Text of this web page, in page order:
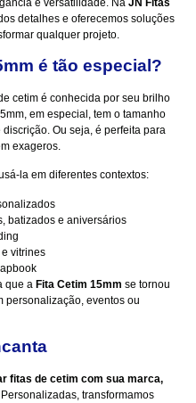
e versatilidade. Na JN Fitas
detalhes e oferecemos soluções
qualquer projeto.
é tão especial?
cetim é conhecida por seu brilho
em especial, tem o tamanho
Ou seja, é perfeita para
exageros.
la em diferentes contextos:
batizados e aniversários
vitrines
que a Fita Cetim 15mm se tornou
personalização, eventos ou
fitas de cetim com sua marca,
transformamos